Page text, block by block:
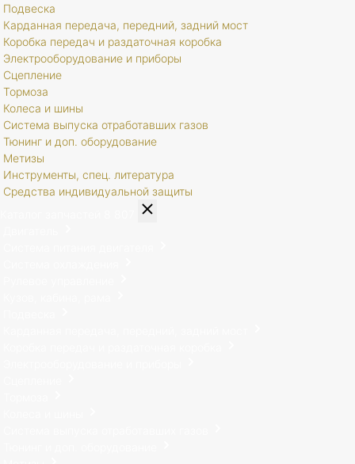
Подвеска
Карданная передача, передний, задний мост
Коробка передач и раздаточная коробка
Электрооборудование и приборы
Сцепление
Тормоза
Колеса и шины
Система выпуска отработавших газов
Тюнинг и доп. оборудование
Метизы
Инструменты, спец. литература
Средства индивидуальной защиты